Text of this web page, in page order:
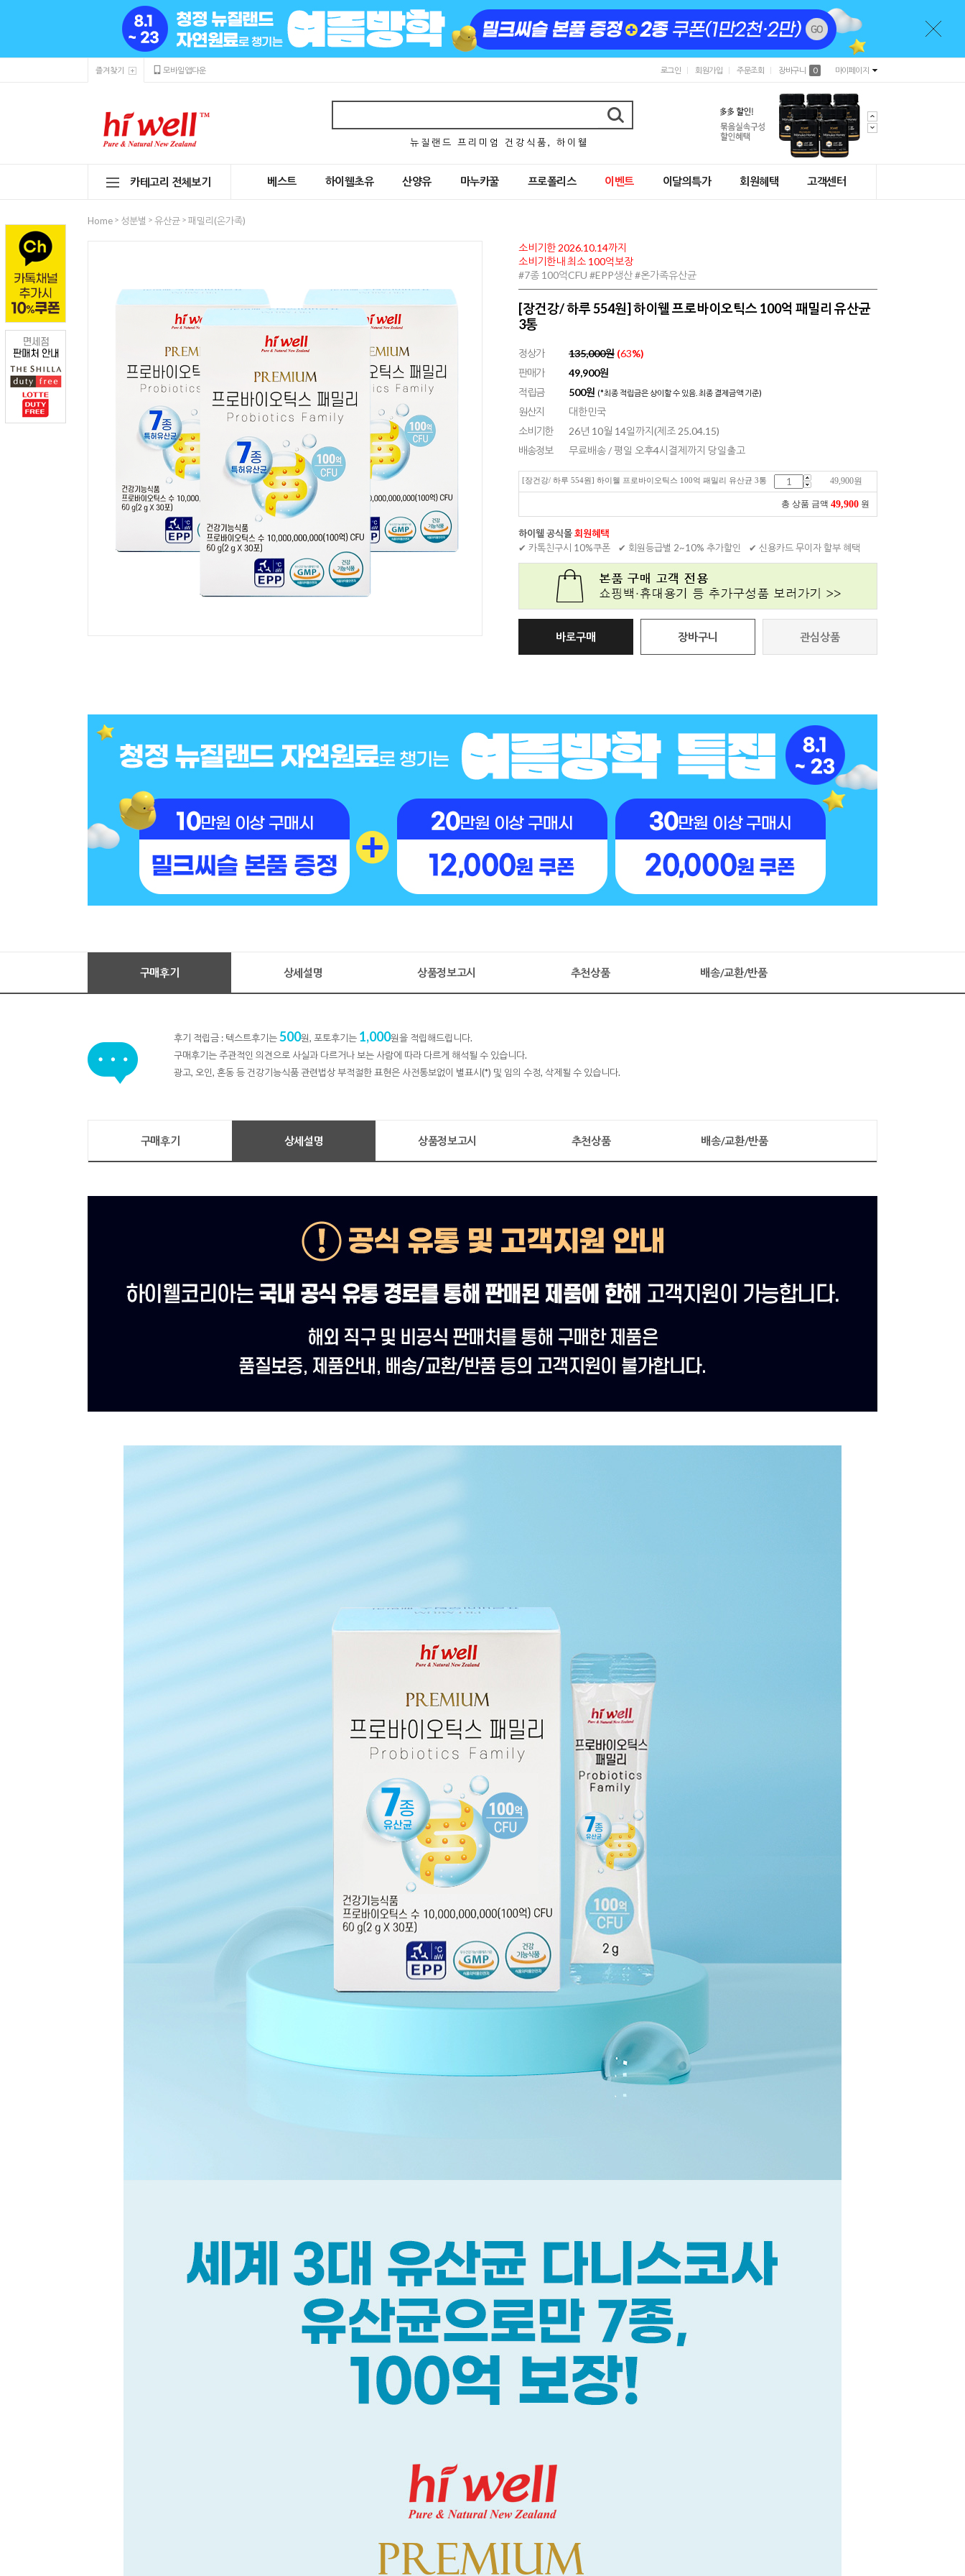
즐겨찾기 모바일앱다운 로그인 회원가입 주문조회 장바구니 0 마이페이지
뉴 질 랜 드 프 리 미 엄 건 강 식 품 , 하 이 웰
카테고리 전체보기 베스트 하이웰초유 산양유 마누카꿀 프로폴리스 이벤트 이달의특가 회원혜택 고객센터
Home > 성분별 > 유산균 > 패밀리(온가족)
소비기한 2026.10.14까지
소비기한내 최소 100억보장
#7종 100억CFU #EPP생산 #온가족유산균
[장건강/ 하루 554원] 하이웰 프로바이오틱스 100억 패밀리 유산균
3통
정상가 135,000원 (63%)
판매가
49,900원
적립금
500원 (*최종 적립금은 상이할 수 있음. 최종 결제금액 기준)
원산지
대한민국
소비기한
26년 10월 14일까지(제조 25.04.15)
배송정보
무료배송 / 평일 오후4시결제까지 당일출고
[장건강/ 하루 554원] 하이웰 프로바이오틱스 100억 패밀리 유산균 3통 49,900원
총 상품 금액 49,900 원
하이웰 공식몰회원혜택
✔ 카톡친구시 10%쿠폰
✔ 회원등급별 2~10% 추가할인 ✔ 신용카드 무이자 할부 혜택
바로구매 장바구니 관심상품
구매후기 상세설명 상품정보고시 추천상품 배송/교환/반품
후기 적립금 : 텍스트후기는500원, 포토후기는 1,000원을 적립해드립니다.
구매후기는 주관적인 의견으로 사실과 다르거나 보는 사람에 따라 다르게 해석될 수 있습니다.
광고, 오인, 혼동 등 건강기능식품 관련법상 부적절한 표현은 사전통보없이 별표시(*) 및 임의 수정, 삭제될 수 있습니다.
구매후기 상세설명 상품정보고시 추천상품 배송/교환/반품